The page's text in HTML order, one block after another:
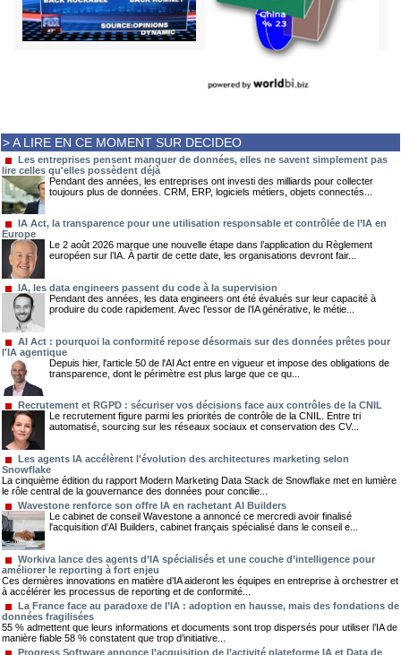
> A LIRE EN CE MOMENT SUR DECIDEO
Les entreprises pensent manquer de données, elles ne savent simplement pas
lire celles qu'elles possèdent déjà
Pendant des années, les entreprises ont investi des milliards pour collecter
toujours plus de données. CRM, ERP, logiciels métiers, objets connectés...
IA Act, la transparence pour une utilisation responsable et contrôlée de l’IA en
Europe
Le 2 août 2026 marque une nouvelle étape dans l’application du Règlement
européen sur l’IA. À partir de cette date, les organisations devront fair...
IA, les data engineers passent du code à la supervision
Pendant des années, les data engineers ont été évalués sur leur capacité à
produire du code rapidement. Avec l’essor de l’IA générative, le métie...
AI Act : pourquoi la conformité repose désormais sur des données prêtes pour
l'IA agentique
Depuis hier, l'article 50 de l'AI Act entre en vigueur et impose des obligations de
transparence, dont le périmètre est plus large que ce qu...
Recrutement et RGPD : sécuriser vos décisions face aux contrôles de la CNIL
Le recrutement figure parmi les priorités de contrôle de la CNIL. Entre tri
automatisé, sourcing sur les réseaux sociaux et conservation des CV...
Les agents IA accélèrent l'évolution des architectures marketing selon
Snowflake
La cinquième édition du rapport Modern Marketing Data Stack de Snowflake met en lumière
le rôle central de la gouvernance des données pour concilie...
Wavestone renforce son offre IA en rachetant AI Builders
Le cabinet de conseil Wavestone a annoncé ce mercredi avoir finalisé
l'acquisition d'AI Builders, cabinet français spécialisé dans le conseil e...
Workiva lance des agents d’IA spécialisés et une couche d’intelligence pour
améliorer le reporting à fort enjeu
Ces dernières innovations en matière d’IA aideront les équipes en entreprise à orchestrer et
à accélérer les processus de reporting et de conformité...
La France face au paradoxe de l’IA : adoption en hausse, mais des fondations de
données fragilisées
55 % admettent que leurs informations et documents sont trop dispersés pour utiliser l’IA de
manière fiable 58 % constatent que trop d’initiative...
Progress Software annonce l'acquisition de l’activité plateforme IA et Data de